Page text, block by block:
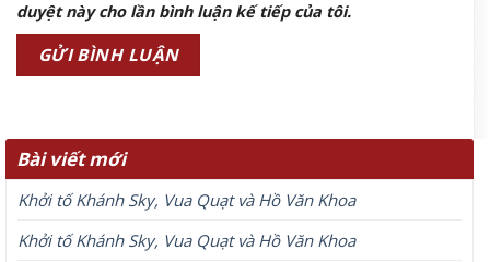
duyệt này cho lần bình luận kế tiếp của tôi.
Bài viết mới
Khởi tố Khánh Sky, Vua Quạt và Hồ Văn Khoa
Khởi tố Khánh Sky, Vua Quạt và Hồ Văn Khoa